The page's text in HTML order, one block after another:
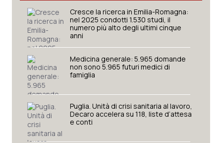
Cresce la ricerca in Emilia-Romagna:
nel 2025 condotti 1.530 studi, il
numero più alto degli ultimi cinque
anni
Medicina generale: 5.965 domande
non sono 5.965 futuri medici di
famiglia
Puglia. Unità di crisi sanitaria al lavoro,
Decaro accelera su 118, liste d’attesa
e conti